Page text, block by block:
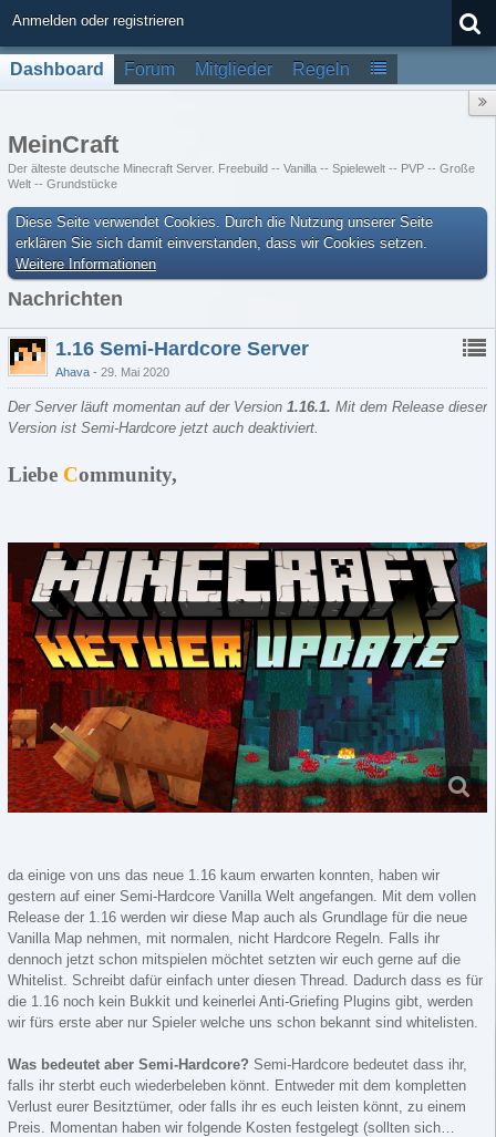
Anmelden oder registrieren
Dashboard Forum Mitglieder Regeln
MeinCraft
Der älteste deutsche Minecraft Server. Freebuild -- Vanilla -- Spielewelt -- PVP -- Große
Welt -- Grundstücke
Diese Seite verwendet Cookies. Durch die Nutzung unserer Seite
erklären Sie sich damit einverstanden, dass wir Cookies setzen.
Weitere Informationen
Nachrichten
1.16 Semi-Hardcore Server
Ahava 29. Mai 2020
Der Server läuft momentan auf der Version 1.16.1. Mit dem Release dieser
Version ist Semi-Hardcore jetzt auch deaktiviert.
Liebe Community,
da einige von uns das neue 1.16 kaum erwarten konnten, haben wir
gestern auf einer Semi-Hardcore Vanilla Welt angefangen. Mit dem vollen
Release der 1.16 werden wir diese Map auch als Grundlage für die neue
Vanilla Map nehmen, mit normalen, nicht Hardcore Regeln. Falls ihr
dennoch jetzt schon mitspielen möchtet setzten wir euch gerne auf die
Whitelist. Schreibt dafür einfach unter diesen Thread. Dadurch dass es für
die 1.16 noch kein Bukkit und keinerlei Anti-Griefing Plugins gibt, werden
wir fürs erste aber nur Spieler welche uns schon bekannt sind whitelisten.
Was bedeutet aber Semi-Hardcore? Semi-Hardcore bedeutet dass ihr,
falls ihr sterbt euch wiederbeleben könnt. Entweder mit dem kompletten
Verlust eurer Besitztümer, oder falls ihr es euch leisten könnt, zu einem
Preis. Momentan haben wir folgende Kosten festgelegt (sollten sich…